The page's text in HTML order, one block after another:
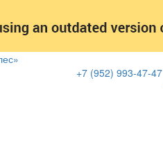
+7 (952) 993-47-47